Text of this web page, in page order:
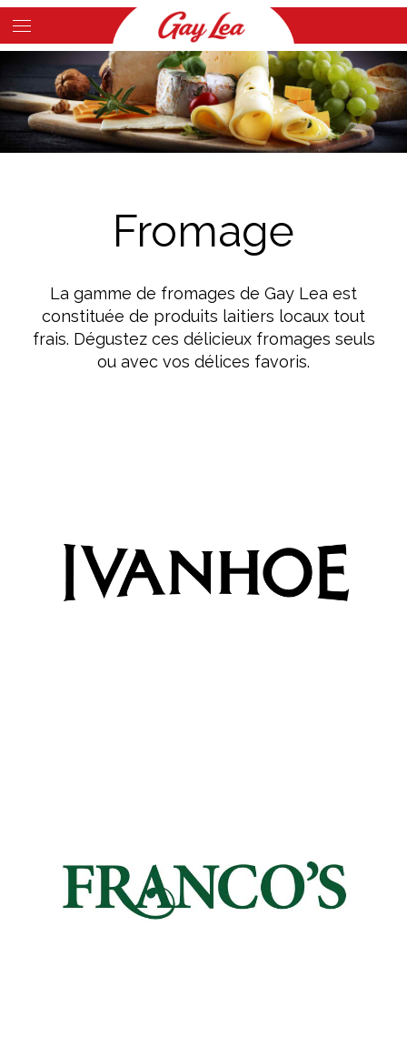
Skip
to
content
Content
Fromage
La gamme de fromages de Gay Lea est
constituée de produits laitiers locaux tout
frais. Dégustez ces délicieux fromages seuls
ou avec vos délices favoris.